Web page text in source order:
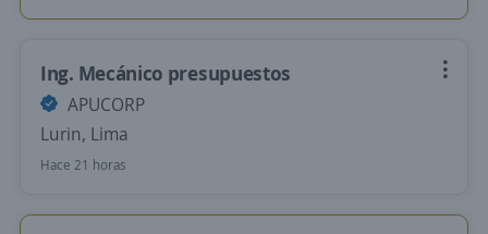
Ing. Mecánico presupuestos
APUCORP
Lurin, Lima
Hace 21 horas